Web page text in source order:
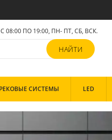
С 08:00 ПО 19:00, ПН- ПТ,СБ, ВСК.
СИСТЕМЫ LED